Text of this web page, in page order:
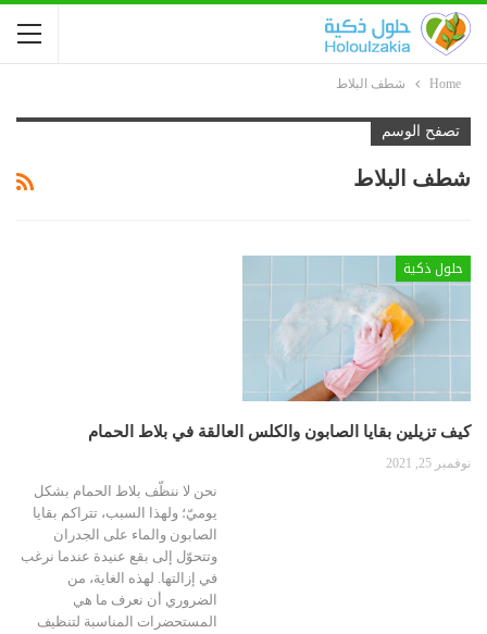
Home شطف البلاط
تصفح الوسم
شطف البلاط
حلول ذكية
كيف تزيلين بقايا الصابون والكلس العالقة في بلاط الحمام
نوفمبر 25, 2021
نحن لا ننظّف بلاط الحمام بشكل
يوميّ؛ ولهذا السبب، تتراكم بقايا
الصابون والماء على الجدران
وتتحوّل إلى بقع عنيدة عندما نرغب
في إزالتها. لهذه الغاية، من
الضروري أن نعرف ما هي
المستحضرات المناسبة لتنظيف